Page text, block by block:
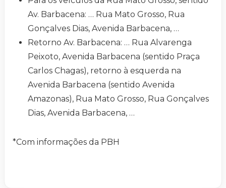
Av. Barbacena: … Rua Mato Grosso, Rua
Gonçalves Dias, Avenida Barbacena, …
Retorno Av. Barbacena: … Rua Alvarenga
Peixoto, Avenida Barbacena (sentido Praça
Carlos Chagas), retorno à esquerda na
Avenida Barbacena (sentido Avenida
Amazonas), Rua Mato Grosso, Rua Gonçalves
Dias, Avenida Barbacena, …
*Com informações da PBH